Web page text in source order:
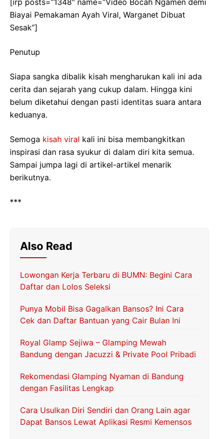
Biayai Pemakaman Ayah Viral, Warganet Dibuat
Sesak”]
Penutup
Siapa sangka dibalik kisah mengharukan kali ini ada
cerita dan sejarah yang cukup dalam. Hingga kini
belum diketahui dengan pasti identitas suara antara
keduanya.
Semoga kisah viral kali ini bisa membangkitkan
inspirasi dan rasa syukur di dalam diri kita semua.
Sampai jumpa lagi di artikel-artikel menarik
berikutnya.
***
Also Read
Lowongan Kerja Terbaru di BUMN: Begini Cara
Daftar dan Lolos Seleksi
Punya Mobil Bisa Gagalkan Bansos? Ini Cara
Cek dan Daftar Bantuan yang Cair Bulan Ini
Royal Glamp Sejiwa – Glamping Mewah
Bandung dengan Jacuzzi & Private Pool Pribadi
Rekomendasi Glamping Nyaman di Bandung
dengan Fasilitas Lengkap
Cara Usulkan Diri Sendiri dan Orang Lain agar
Dapat Bansos Lewat Aplikasi Resmi Kemensos